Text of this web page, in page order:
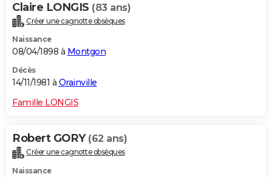
Claire LONGIS (83 ans)
Créer une cagnotte obsèques
Naissance
08/04/1898 à Montgon
Décès
14/11/1981 à Orainville
Famille LONGIS
Robert GORY (62 ans)
Créer une cagnotte obsèques
Naissance